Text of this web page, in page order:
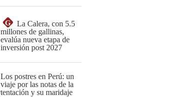
G
La Calera, con 5.5
millones de gallinas,
evalúa nueva etapa de
inversión post 2027
Los postres en Perú: un
viaje por las notas de la
tentación y su maridaje